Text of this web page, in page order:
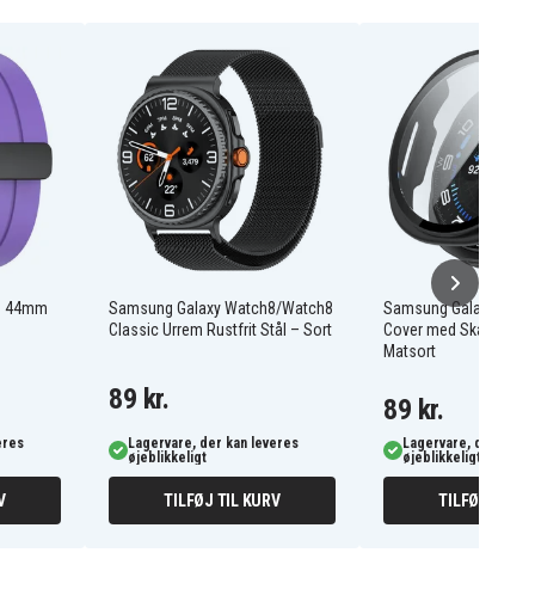
44mm
Samsung Galaxy Watch8/Watch8
Classic Urrem Rustfrit Stål – Sort
89 kr.
Lagervare, der kan leveres
øjeblikkeligt
TILFØJ TIL KURV
Samsung Galaxy
Cover med
Matsort
89 kr.
Lagervare, der kan
øjeblikkeligt
TILFØJ TIL